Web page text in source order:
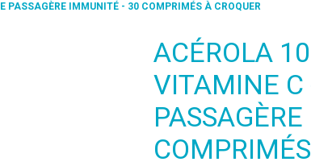
PASSAGÈRE IMMUNITÉ - 30 COMPRIMÉS À CROQUER
ACÉROLA
VITAMINE C